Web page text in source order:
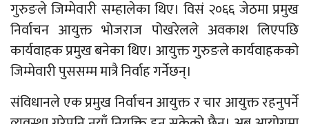
गुरुङले जिम्मेवारी सम्हालेका थिए। विसं २०६६ जेठमा प्रमुख
निर्वाचन आयुक्त भोजराज पोखरेलले अवकाश लिएपछि
कार्यवाहक प्रमुख बनेका थिए। आयुक्त गुरुङले कार्यवाहकको
जिम्मेवारी पुससम्म मात्रै निर्वाह गर्नेछन्।
संविधानले एक प्रमुख निर्वाचन आयुक्त र चार आयुक्त रहनुपर्ने